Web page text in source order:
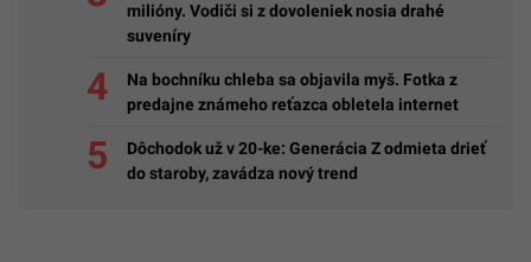
milióny. Vodiči si z dovoleniek nosia drahé
suveníry
Na bochníku chleba sa objavila myš. Fotka z
predajne známeho reťazca obletela internet
Dôchodok už v 20-ke: Generácia Z odmieta drieť
do staroby, zavádza nový trend